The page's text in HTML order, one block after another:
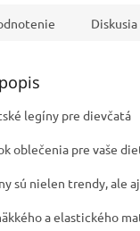
Diskusia
legíny pre dievčatá
oblečenia pre vaše
sú nielen trendy, ale
a elastického